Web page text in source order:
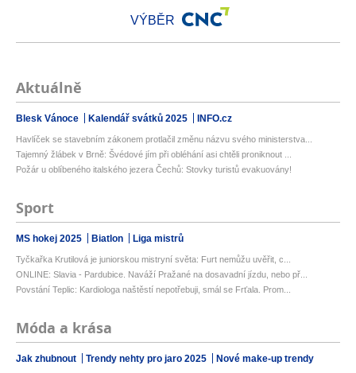
VÝBĚR
Aktuálně
Blesk Vánoce Kalendář svátků 2025 INFO.cz
Havlíček se stavebním zákonem protlačil změnu názvu svého ministerstva...
Tajemný žlábek v Brně: Švédové jím při obléhání asi chtěli proniknout ...
Požár u oblíbeného italského jezera Čechů: Stovky turistů evakuovány!
Sport
MS hokej 2025 Biatlon Liga mistrů
Tyčkařka Krutilová je juniorskou mistryní světa: Furt nemůžu uvěřit, c...
ONLINE: Slavia - Pardubice. Naváží Pražané na dosavadní jízdu, nebo př...
Povstání Teplic: Kardiologa naštěstí nepotřebuji, smál se Frťala. Prom...
Móda a krása
Jak zhubnout Trendy nehty pro jaro 2025 Nové make-up trendy